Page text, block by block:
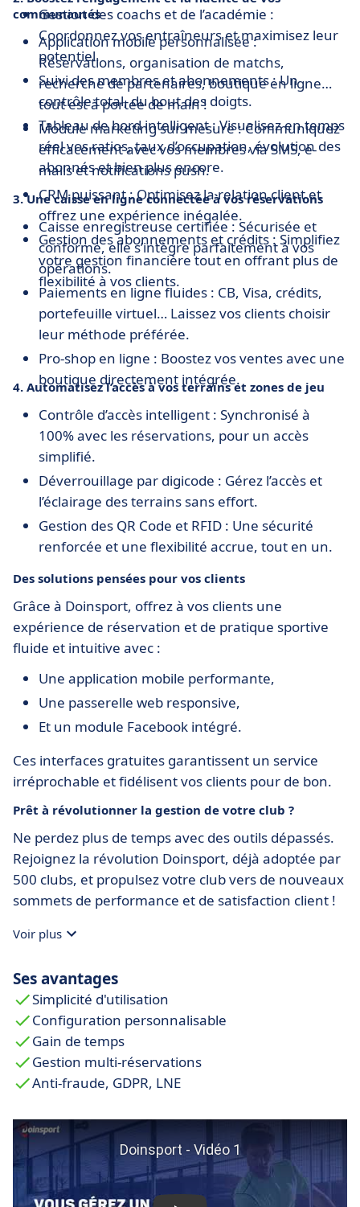
Gestion des coachs et de l’académie :
Coordonnez vos entraîneurs et maximisez leur
potentiel.
Suivi des membres et abonnements : Un
contrôle total, du bout des doigts.
Tableau de bord intelligent : Visualisez en temps
réel vos ratios, taux d’occupation, évolution des
abonnés et bien plus encore.
communautés
Application mobile personnalisée :
Réservations, organisation de matchs,
recherche de partenaires, boutique en ligne…
tout est à portée de main !
Module marketing sur-mesure : Communiquez
efficacement avec vos membres via SMS, e-
mails et notifications push.
CRM puissant : Optimisez la relation client et
offrez une expérience inégalée.
Gestion des abonnements et crédits : Simplifiez
votre gestion financière tout en offrant plus de
flexibilité à vos clients.
3. Une caisse en ligne connectée à vos réservations
Caisse enregistreuse certifiée : Sécurisée et
conforme, elle s’intègre parfaitement à vos
opérations.
Paiements en ligne fluides : CB, Visa, crédits,
portefeuille virtuel… Laissez vos clients choisir
leur méthode préférée.
Pro-shop en ligne : Boostez vos ventes avec une
boutique directement intégrée.
4. Automatisez l’accès à vos terrains et zones de jeu
Contrôle d’accès intelligent : Synchronisé à
100% avec les réservations, pour un accès
simplifié.
Déverrouillage par digicode : Gérez l’accès et
l’éclairage des terrains sans effort.
Gestion des QR Code et RFID : Une sécurité
renforcée et une flexibilité accrue, tout en un.
Des solutions pensées pour vos clients
Grâce à Doinsport, offrez à vos clients une
expérience de réservation et de pratique sportive
fluide et intuitive avec :
Une application mobile performante,
Une passerelle web responsive,
Et un module Facebook intégré.
Ces interfaces gratuites garantissent un service
irréprochable et fidélisent vos clients pour de bon.
Prêt à révolutionner la gestion de votre club ?
Ne perdez plus de temps avec des outils dépassés.
Rejoignez la révolution Doinsport, déjà adoptée par
500 clubs, et propulsez votre club vers de nouveaux
sommets de performance et de satisfaction client !
Voir plus
Ses avantages
Simplicité d'utilisation
Configuration personnalisable
Gain de temps
Gestion multi-réservations
Anti-fraude, GDPR, LNE